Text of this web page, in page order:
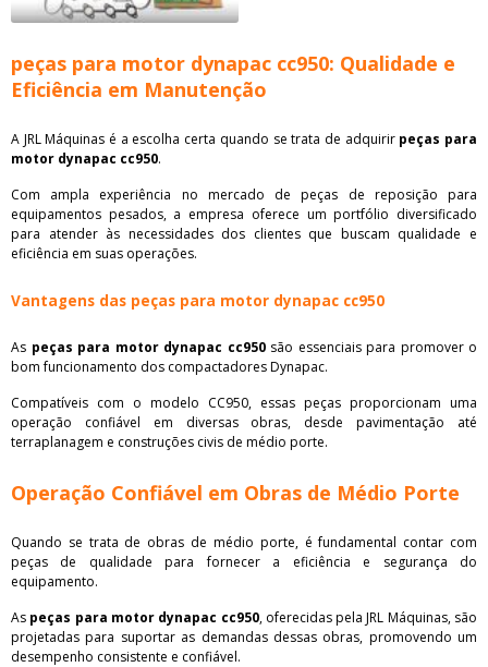
peças para motor dynapac cc950: Qualidade e
Eficiência em Manutenção
A JRL Máquinas é a escolha certa quando se trata de adquirir peças para
motor dynapac cc950.
Com ampla experiência no mercado de peças de reposição para
equipamentos pesados, a empresa oferece um portfólio diversificado
para atender às necessidades dos clientes que buscam qualidade e
eficiência em suas operações.
Vantagens das peças para motor dynapac cc950
As peças para motor dynapac cc950são essenciais para promover o
bom funcionamento dos compactadores Dynapac.
Compatíveis com o modelo CC950, essas peças proporcionam uma
operação confiável em diversas obras, desde pavimentação até
terraplanagem e construções civis de médio porte.
Operação Confiável em Obras de Médio Porte
Quando se trata de obras de médio porte, é fundamental contar com
peças de qualidade para fornecer a eficiência e segurança do
equipamento.
As peças para motor dynapac cc950, oferecidas pela JRL Máquinas, são
projetadas para suportar as demandas dessas obras, promovendo um
desempenho consistente e confiável.